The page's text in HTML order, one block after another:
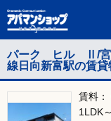
パーク ヒル Ⅱ/宮
線日向新富駅の賃貸
賃料：
1LDK